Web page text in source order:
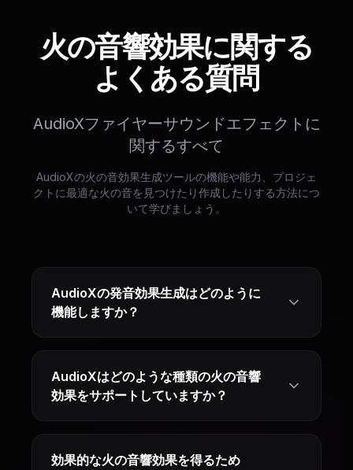
火の音響効果に関する
よくある質問
AudioXファイヤーサウンドエフェクトに
関するすべて
AudioXの火の音効果生成ツールの機能や能力、プロジェ
クトに最適な火の音を見つけたり作成したりする方法につ
いて学びましょう。
AudioXの発音効果生成はどのように
機能しますか？
AudioXはどのような種類の火の音響
効果をサポートしていますか？
効果的な火の音響効果を得るため